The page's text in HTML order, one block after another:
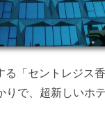
「セントレジス
で、超新しいホテ